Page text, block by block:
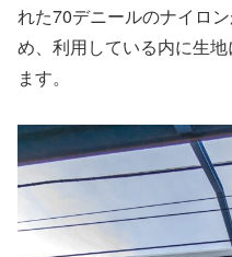
れた70デニールのナイロ
め、利用している内に生
ます。